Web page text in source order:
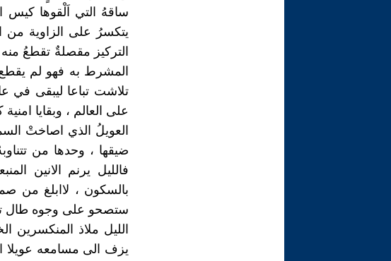
ساقهُ التي اَلْقوها كيس
يتكسرُ على الزاوية من
التركيز مقصلةٌ تقطعُ
المشرط به فهو لم
تلاشت تباعا ليبقى في
على العالم ، وبقايا
العويلُ الذي اصاختْ
ضيقها ، وحدها من
فالليل يرنم الانين
بالسكون ، لاابلغ من
ستصحو على وجوه طال
الليل ملاذ المنكسرين
يزف الى مسامعه